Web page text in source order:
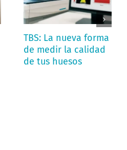
TBS: La nueva forma
de medir la calidad
de tus huesos